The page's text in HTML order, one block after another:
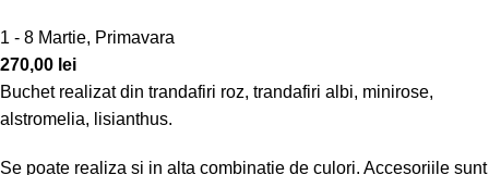
1 - 8 Martie, Primavara
270,00 lei
Buchet realizat din trandafiri roz, trandafiri albi, minirose,
alstromelia, lisianthus.
Se poate realiza si in alta combinatie de culori. Accesoriile sunt